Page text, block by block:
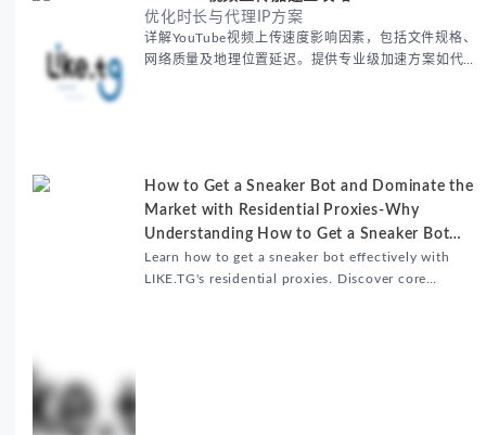
优化时长与代理IP方案
详解YouTube视频上传速度影响因素，包括文件规格、
网络质量及地理位置延迟。提供专业级加速方案如代理
How to Get a Sneaker Bot and Dominate the
Market with Residential Proxies-Why
Understanding How to Get a Sneaker Bot
Matters
Learn how to get a sneaker bot effectively with
LIKE.TG's residential proxies. Discover core